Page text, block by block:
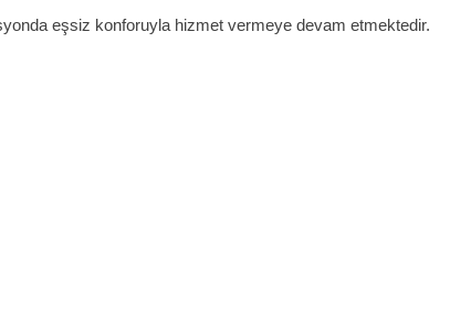
eşsiz konforuyla hizmet vermeye devam etmektedir.